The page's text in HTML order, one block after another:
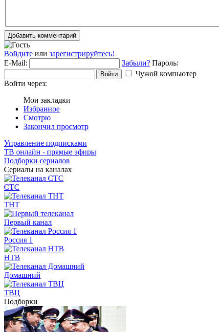
Добавить комментарий
Войдите или зарегистрируйтесь!
E-Mail:
Забыли? Пароль:
Войти
Чужой компьютер
Войти через:
Мои закладки
Избранное
Смотрю
Закончил просмотр
Управление подписками
ТВ онлайн - прямые эфиры
Подборки сериалов
Сериалы на каналах
СТС
ТНТ
Первый канал
Россия 1
НТВ
Домашний
ТВЦ
Подборки